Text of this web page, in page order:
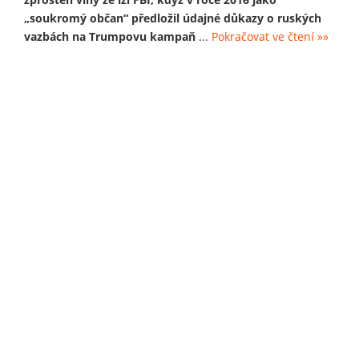
„soukromý občan“ předložil údajné důkazy o ruských
vazbách na Trumpovu kampaň ... Pokračovat ve čtení »»